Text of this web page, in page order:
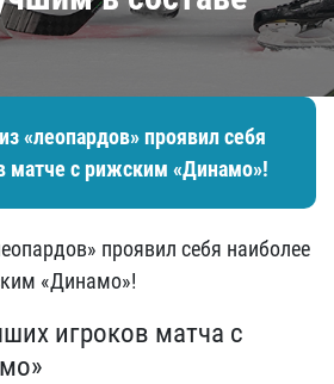
«леопардов» проявил себя
матче с рижским «Динамо»!
проявил себя наиболее
«Динамо»!
игроков матча с